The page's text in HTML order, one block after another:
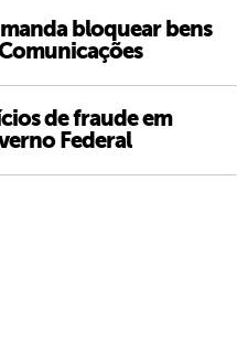
bloquear bens
de fraude em
Federal